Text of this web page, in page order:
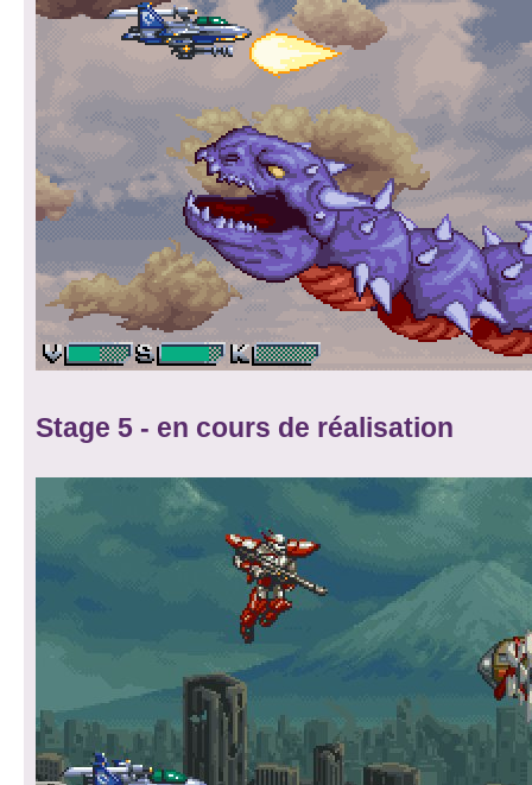
Stage 5 - en cours de réalisation